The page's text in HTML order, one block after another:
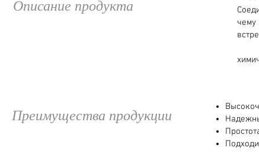
Описание продукта
чему
Преимущества продукции